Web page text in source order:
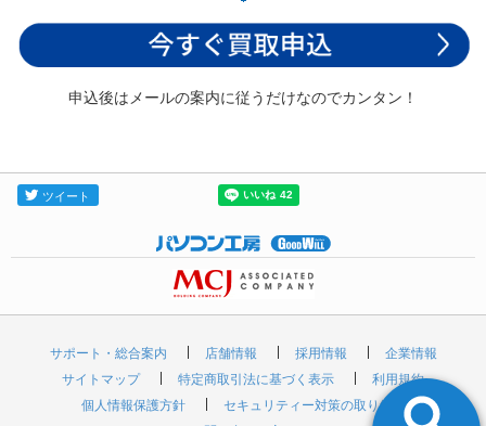
申込後はメールの案内に従うだけなのでカンタン！
サポート・総合案内 店舗情報 採用情報
企業情報
サイトマップ
特定商取引法に基づく表示
利用規約
個人情報保護方針
セキュリティー対策の取り組み